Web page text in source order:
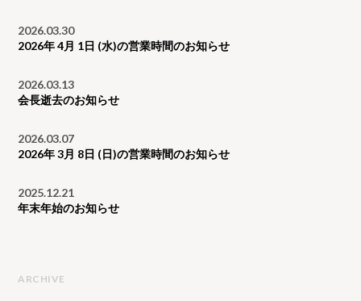
2026.03.30
2026年 4月 1日 (水)の営業時間のお知らせ
2026.03.13
会長逝去のお知らせ
2026.03.07
2026年 3月 8日 (日)の営業時間のお知らせ
2025.12.21
年末年始のお知らせ
ARCHIVE